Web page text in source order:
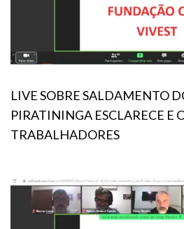
LIVE SOBRE SALDAMENTO
PIRATININGA ESCLARECE E
TRABALHADORES